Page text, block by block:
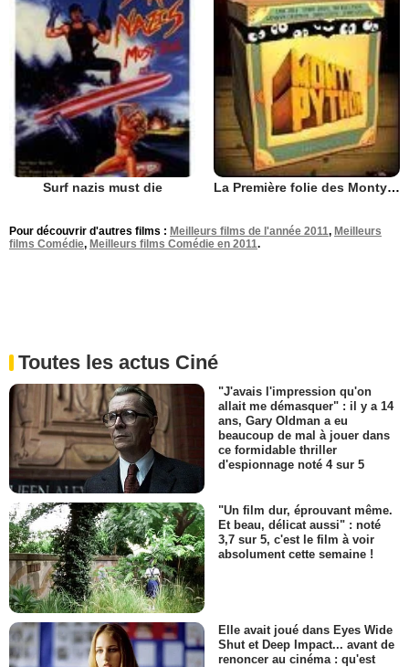
Surf nazis must die La Première folie des Monty Python
Pour découvrir d'autres films : Meilleurs films de l'année 2011, Meilleurs
films Comédie, Meilleurs films Comédie en 2011.
Toutes les actus Ciné
"J'avais l'impression qu'on
allait me démasquer" : il y a 14
ans, Gary Oldman a eu
beaucoup de mal à jouer dans
ce formidable thriller
d'espionnage noté 4 sur 5
"Un film dur, éprouvant même.
Et beau, délicat aussi" : noté
3,7 sur 5, c'est le film à voir
absolument cette semaine !
Elle avait joué dans Eyes Wide
Shut et Deep Impact... avant de
renoncer au cinéma : qu'est